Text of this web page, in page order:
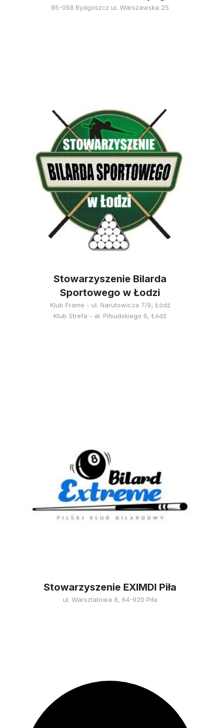
85-058 Bydgoszcz ul. Warszawska 25
Stowarzyszenie Bilarda
Sportowego w Łodzi
Klub Frame - ul. Narutowicza 7/9, Łódź
Klub Strefa - al. Piłsudskiego 6, Łódź
Stowarzyszenie EXIMDI Piła
ul. Warsztatowa 8, 64-920 Piła